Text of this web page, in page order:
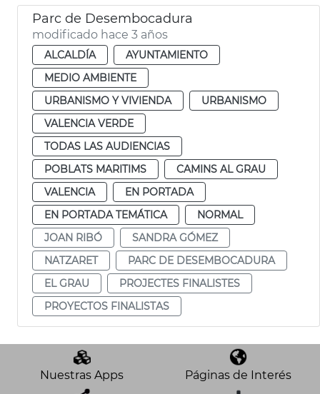
Parc de Desembocadura
modificado hace 3 años
ALCALDÍA
AYUNTAMIENTO
MEDIO AMBIENTE
URBANISMO Y VIVIENDA
URBANISMO
VALENCIA VERDE
TODAS LAS AUDIENCIAS
POBLATS MARITIMS
CAMINS AL GRAU
VALENCIA
EN PORTADA
EN PORTADA TEMÁTICA
NORMAL
JOAN RIBÓ
SANDRA GÓMEZ
NATZARET
PARC DE DESEMBOCADURA
EL GRAU
PROJECTES FINALISTES
PROYECTOS FINALISTAS
Nuestras Apps Páginas de Interés